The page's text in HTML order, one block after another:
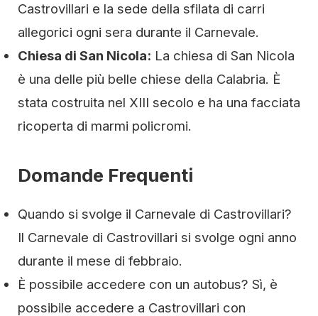
Castrovillari e la sede della sfilata di carri
allegorici ogni sera durante il Carnevale.
Chiesa di San Nicola: La chiesa di San Nicola
è una delle più belle chiese della Calabria. È
stata costruita nel XIII secolo e ha una facciata
ricoperta di marmi policromi.
Domande Frequenti
Quando si svolge il Carnevale di Castrovillari?
Il Carnevale di Castrovillari si svolge ogni anno
durante il mese di febbraio.
È possibile accedere con un autobus? Sì, è
possibile accedere a Castrovillari con